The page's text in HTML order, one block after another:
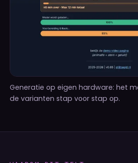
Generatie op eigen hardware: het
de varianten stap voor stap op.